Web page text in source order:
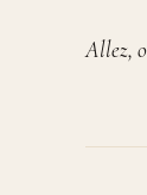
Allez,